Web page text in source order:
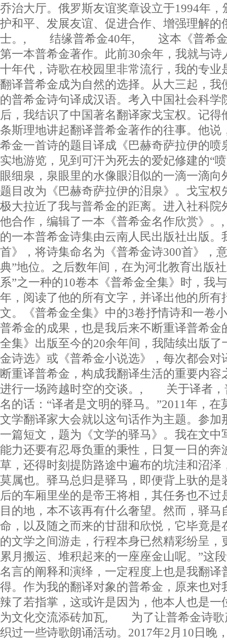
乔治大厅。俄罗斯友谊奖章设立于1994年
护和平、发展友谊、促进合作、增强理解的
士。, 结缘普希金40年, 这本《普希金
第一本普希金著作。此前30余年，我就与
十年代，诗歌在校园里非常流行，我的专业
翻译普希金成为自然的选择。从大三起，我
的普希金诗句译成汉语。考入中国社会科学
后，我结识了中国著名翻译家戈宝权。记得
条斯理地讲起翻译普希金著作的往事。他说
希金一首诗的题目译成《巴赫奇萨拉伊的喷
实地游览，见到可汗为死去的爱妃修建的“
眼细泉，泉眼里的水像眼泪似的一滴一滴向
题目改为《巴赫奇萨拉伊的泪泉》。戈宝权
极大拉近了我与普希金的距离。进入社科院
他合作，编辑了一本《普希金名作欣赏》
的一本普希金诗集由云南人民出版社出版。
首》，将诗集命名为《普希金诗300首》，
典”地位。之后数年间，在为河北教育出版
系”之一种的10卷本《普希金全集》时，我
年，阅读了他的所有文字，并译出他的所有
文。《普希金全集》中的3卷抒情诗和一卷
普希金的成果，也是我后来不断重译普希金
全集》出版至今的20余年间，我陆续出版了
金诗选》或《普希金小说选》，每次都会对
断重译普希金，构成我翻译生活的重要内容
进行一场跨越时空的交谈。, 关于译者，
名的话：“译者是文明的驿马。”2011年，
文学翻译家大会就以这句话作为主题。参加
一篇短文，题为《文学的驿马》。我在文中
能力还要有忍辱负重的秉性，日复一日的奔
草，还得时刻提防路途中遍布的坑洼和沼泽
莫属也。驿马总归是驿马，即便背上驮的是
后的车厢里坐的是帝王将相，其任务也不过
目的地，本不该再有什么奢望。然而，驿马
命，以及随之而来的甘甜和欣悦，它毕竟是
的文学之间游走，行程本身已然精彩纷呈，
累月搬运、堆积起来的一座座金山呢。”这
名言的阐释和演绎，一定程度上也是我翻译
得。作为我的翻译对象的普希金，原来也对
辣了若指掌，这或许是因为，他本人也
为文化交流添砖加瓦, 为了让普希金诗歌
织过一些诗歌朗诵活动。2017年2月10日晚